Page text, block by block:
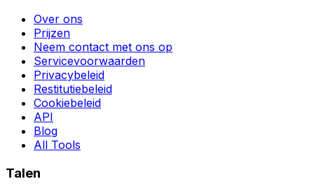
Over ons
Prijzen
Neem contact met ons op
Servicevoorwaarden
Privacybeleid
Restitutiebeleid
Cookiebeleid
API
Blog
All Tools
Talen